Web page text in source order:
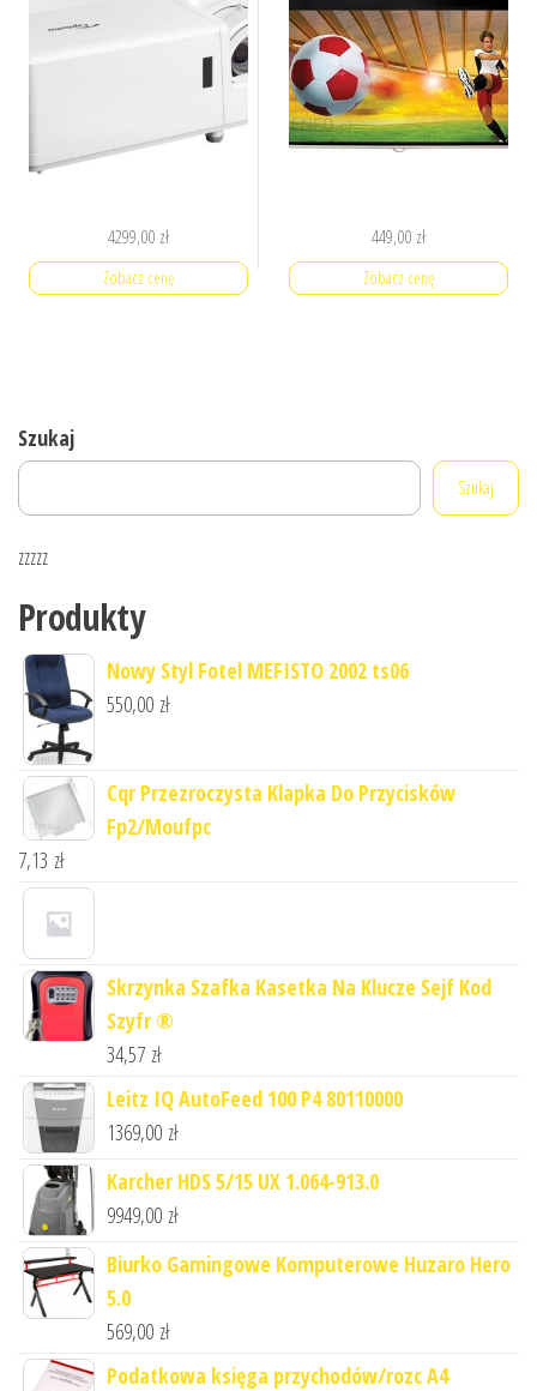
4299,00 zł
Zobacz cenę
449,00 zł
Zobacz cenę
Szukaj
Szukaj
zzzzz
Produkty
Nowy Styl Fotel MEFISTO 2002 ts06
550,00 zł
Cqr Przezroczysta Klapka Do Przycisków
Fp2/Moufpc
7,13 zł
Skrzynka Szafka Kasetka Na Klucze Sejf Kod
Szyfr ®
34,57 zł
Leitz IQ AutoFeed 100 P4 80110000
1369,00 zł
Karcher HDS 5/15 UX 1.064-913.0
9949,00 zł
Biurko Gamingowe Komputerowe Huzaro Hero
5.0
569,00 zł
Podatkowa księga przychodów/rozc A4